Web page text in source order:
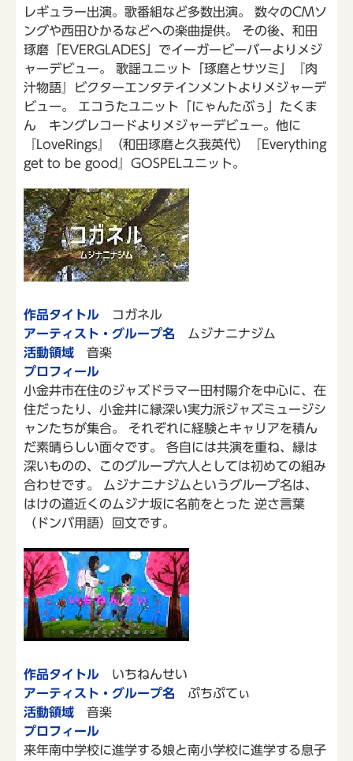
レギュラー出演。歌番組など多数出演。 数々のCMソ
ングや西田ひかるなどへの楽曲提供。 その後、和田
琢磨「EVERGLADES」でイーガービーバーよりメジ
ャーデビュー。 歌謡ユニット「琢磨とサツミ」『肉
汁物語』ビクターエンタテインメントよりメジャーデ
ビュー。 エコうたユニット「にゃんたぶぅ」たくま
ん キングレコードよりメジャーデビュー。他に
『LoveRings』（和田琢磨と久我英代）『Everything
get to be good』GOSPELユニット。
作品タイトル
コガネル
アーティスト・グループ名
ムジナニナジム
活動領域 音楽
プロフィール
小金井市在住のジャズドラマー田村陽介を中心に、在
住だったり、小金井に縁深い実力派ジャズミュージシ
ャンたちが集合。 それぞれに経験とキャリアを積ん
だ素晴らしい面々です。 各自には共演を重ね、縁は
深いものの、このグループ六人としては初めての組み
合わせです。 ムジナニナジムというグループ名は、
はけの道近くのムジナ坂に名前をとった 逆さ言葉
（ドンバ用語）回文です。
作品タイトル いちねんせい
アーティスト・グループ名 ぷちぷてぃ
活動領域 音楽
プロフィール
来年南中学校に進学する娘と南小学校に進学する息子